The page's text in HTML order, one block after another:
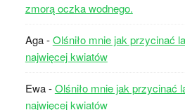
zmorą oczka wodnego.
Aga-Olśniło mnie jak przycinać
najwięcej kwiatów
Ewa-Olśniło mnie jak przycinać
najwięcej kwiatów